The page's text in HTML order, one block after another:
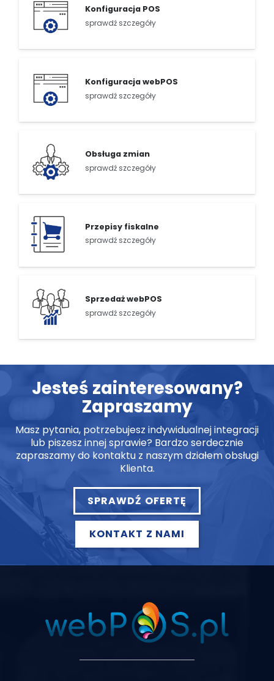
Konfiguracja POS
sprawdź szczegóły
Konfiguracja webPOS
sprawdź szczegóły
Obsługa zmian
sprawdź szczegóły
Przepisy fiskalne
sprawdź szczegóły
Sprzedaż webPOS
sprawdź szczegóły
Jesteś zainteresowany?
Zapraszamy
Masz pytania, potrzebujesz indywidualnej integracji
lub piszesz innej sprawie? Bardzo serdecznie
zapraszamy do kontaktu z naszym działem obsługi
Klienta.
SPRAWDŹ OFERTĘ
KONTAKT Z NAMI